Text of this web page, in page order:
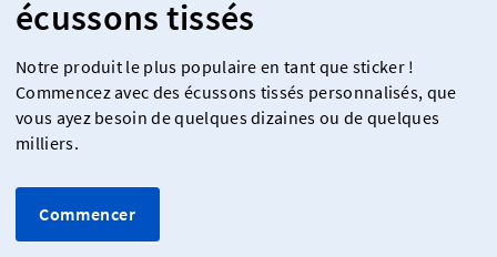
écussons tissés
Notre produit le plus populaire en tant que sticker !
Commencez avec des écussons tissés personnalisés, que
vous ayez besoin de quelques dizaines ou de quelques
milliers.
Commencer